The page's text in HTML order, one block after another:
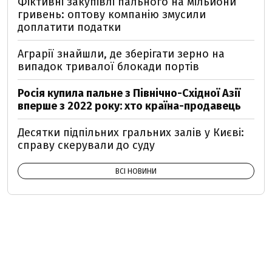
гривень: оптову компанію змусили
доплатити податки
Аграрії знайшли, де зберігати зерно на
випадок тривалої блокади портів
Росія купила пальне з Північно-Східної Азії
вперше з 2022 року: хто країна-продавець
Десятки підпільних гральних залів у Києві:
справу скерували до суду
ВСІ НОВИНИ